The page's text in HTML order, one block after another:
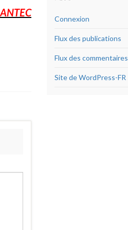
Connexion
Flux des publications
Flux des commentaires
Site de WordPress-FR